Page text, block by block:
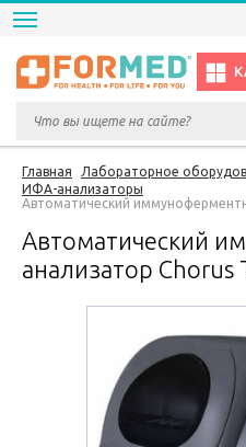
Главная Лабораторное
ИФА-анализаторы
Автоматический
Автоматический
анализатор Chorus